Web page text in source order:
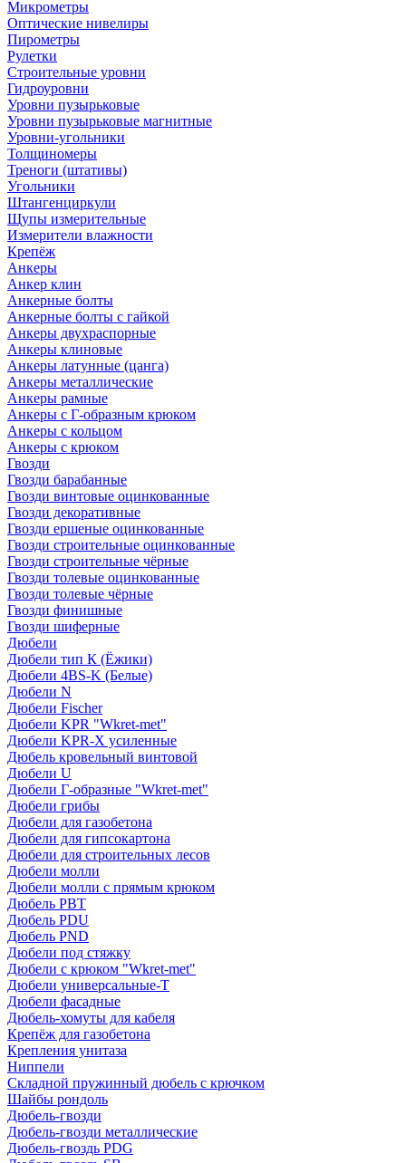
Микрометры
Оптические нивелиры
Пирометры
Рулетки
Строительные уровни
Гидроуровни
Уровни пузырьковые
Уровни пузырьковые магнитные
Уровни-угольники
Толщиномеры
Треноги (штативы)
Угольники
Штангенциркули
Щупы измерительные
Измерители влажности
Крепёж
Анкеры
Анкер клин
Анкерные болты
Анкерные болты с гайкой
Анкеры двухраспорные
Анкеры клиновые
Анкеры латунные (цанга)
Анкеры металлические
Анкеры рамные
Анкеры с Г-образным крюком
Анкеры с кольцом
Анкеры с крюком
Гвозди
Гвозди барабанные
Гвозди винтовые оцинкованные
Гвозди декоративные
Гвозди ершеные оцинкованные
Гвозди строительные оцинкованные
Гвозди строительные чёрные
Гвозди толевые оцинкованные
Гвозди толевые чёрные
Гвозди финишные
Гвозди шиферные
Дюбели
Дюбели тип К (Ёжики)
Дюбели 4BS-K (Белые)
Дюбели N
Дюбели Fischer
Дюбели KPR "Wkret-met"
Дюбели KPR-Х усиленные
Дюбель кровельный винтовой
Дюбели U
Дюбели Г-образные "Wkret-met"
Дюбели грибы
Дюбели для газобетона
Дюбели для гипсокартона
Дюбели для строительных лесов
Дюбели молли
Дюбели молли с прямым крюком
Дюбель PBT
Дюбель PDU
Дюбель PND
Дюбели под стяжку
Дюбели с крюком "Wkret-met"
Дюбели универсальные-Т
Дюбели фасадные
Дюбель-хомуты для кабеля
Крепёж для газобетона
Крепления унитаза
Ниппели
Складной пружинный дюбель с крючком
Шайбы рондоль
Дюбель-гвозди
Дюбель-гвозди металлические
Дюбель-гвоздь PDG